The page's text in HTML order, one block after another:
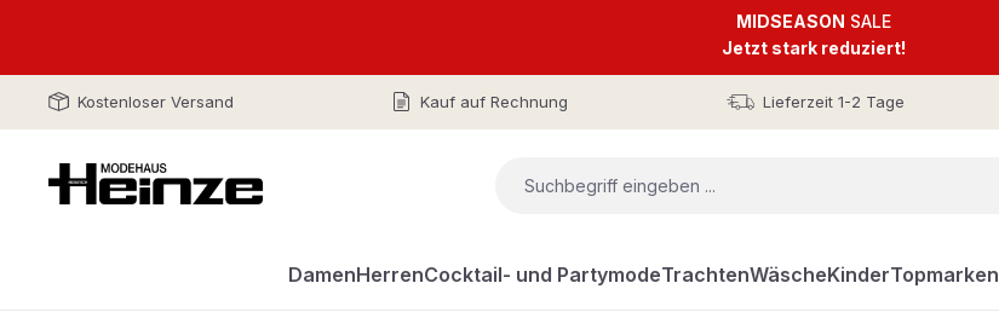
MIDSEASON SALE
Jetzt stark reduziert!
Kostenloser Versand Kauf auf Rechnung Lieferzeit 1-2 Tage
DamenHerrenCocktail- und PartymodeTrachtenWäscheKinderTopmarken